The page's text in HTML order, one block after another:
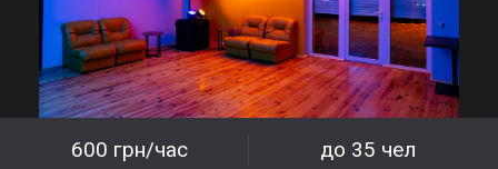
600 грн/час до 35 чел